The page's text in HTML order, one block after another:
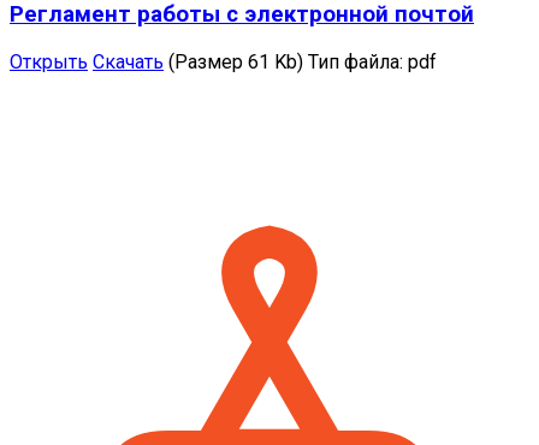
Регламент работы с электронной почтой
Открыть Скачать (Размер 61 Kb) Тип файла: pdf